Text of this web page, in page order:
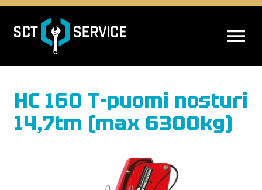
HC 160 T-puomi nosturi
14,7tm (max 6300kg)